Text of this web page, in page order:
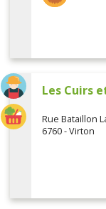
Les Cuirs
Rue Bataillon
6760 - Virton